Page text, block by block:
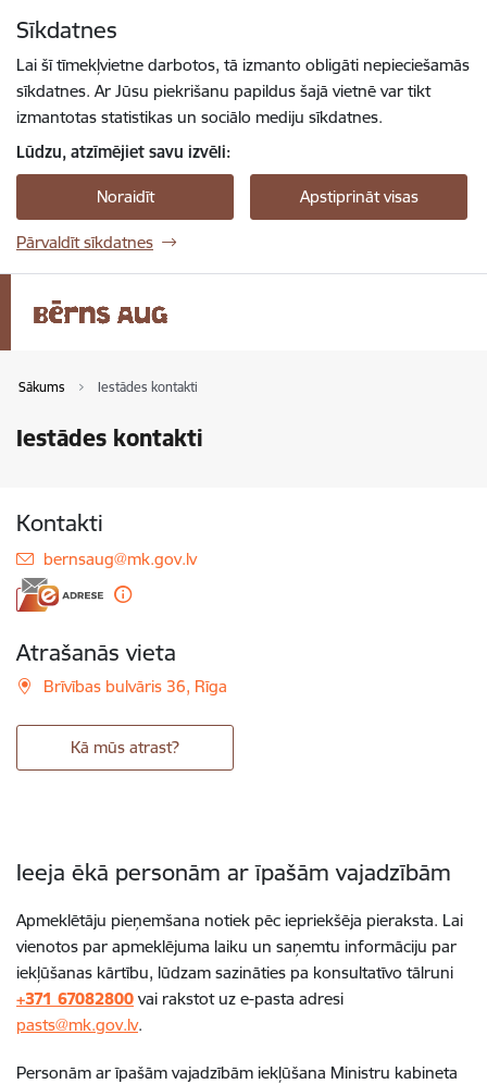
Sīkdatnes
Lai šī tīmekļvietne darbotos, tā izmanto obligāti nepieciešamās
sīkdatnes. Ar Jūsu piekrišanu papildus šajā vietnē var tikt
izmantotas statistikas un sociālo mediju sīkdatnes.
Lūdzu, atzīmējiet savu izvēli:
Noraidīt Apstiprināt visas
Pārvaldīt sīkdatnes
Sākums Iestādes kontakti
Iestādes kontakti
Kontakti
E-pasts:
bernsaug@mk.gov.lv
Atrašanās vieta
Brīvības bulvāris 36, Rīga
Kā mūs atrast?
Ieeja ēkā personām ar īpašām vajadzībām
Apmeklētāju pieņemšana notiek pēc iepriekšēja pieraksta. Lai
vienotos par apmeklējuma laiku un saņemtu informāciju par
iekļūšanas kārtību, lūdzam sazināties pa konsultatīvo tālruni
+371 67082800 vai rakstot uz e-pasta adresi
pasts@mk.gov.lv.
Personām ar īpašām vajadzībām iekļūšana Ministru kabineta